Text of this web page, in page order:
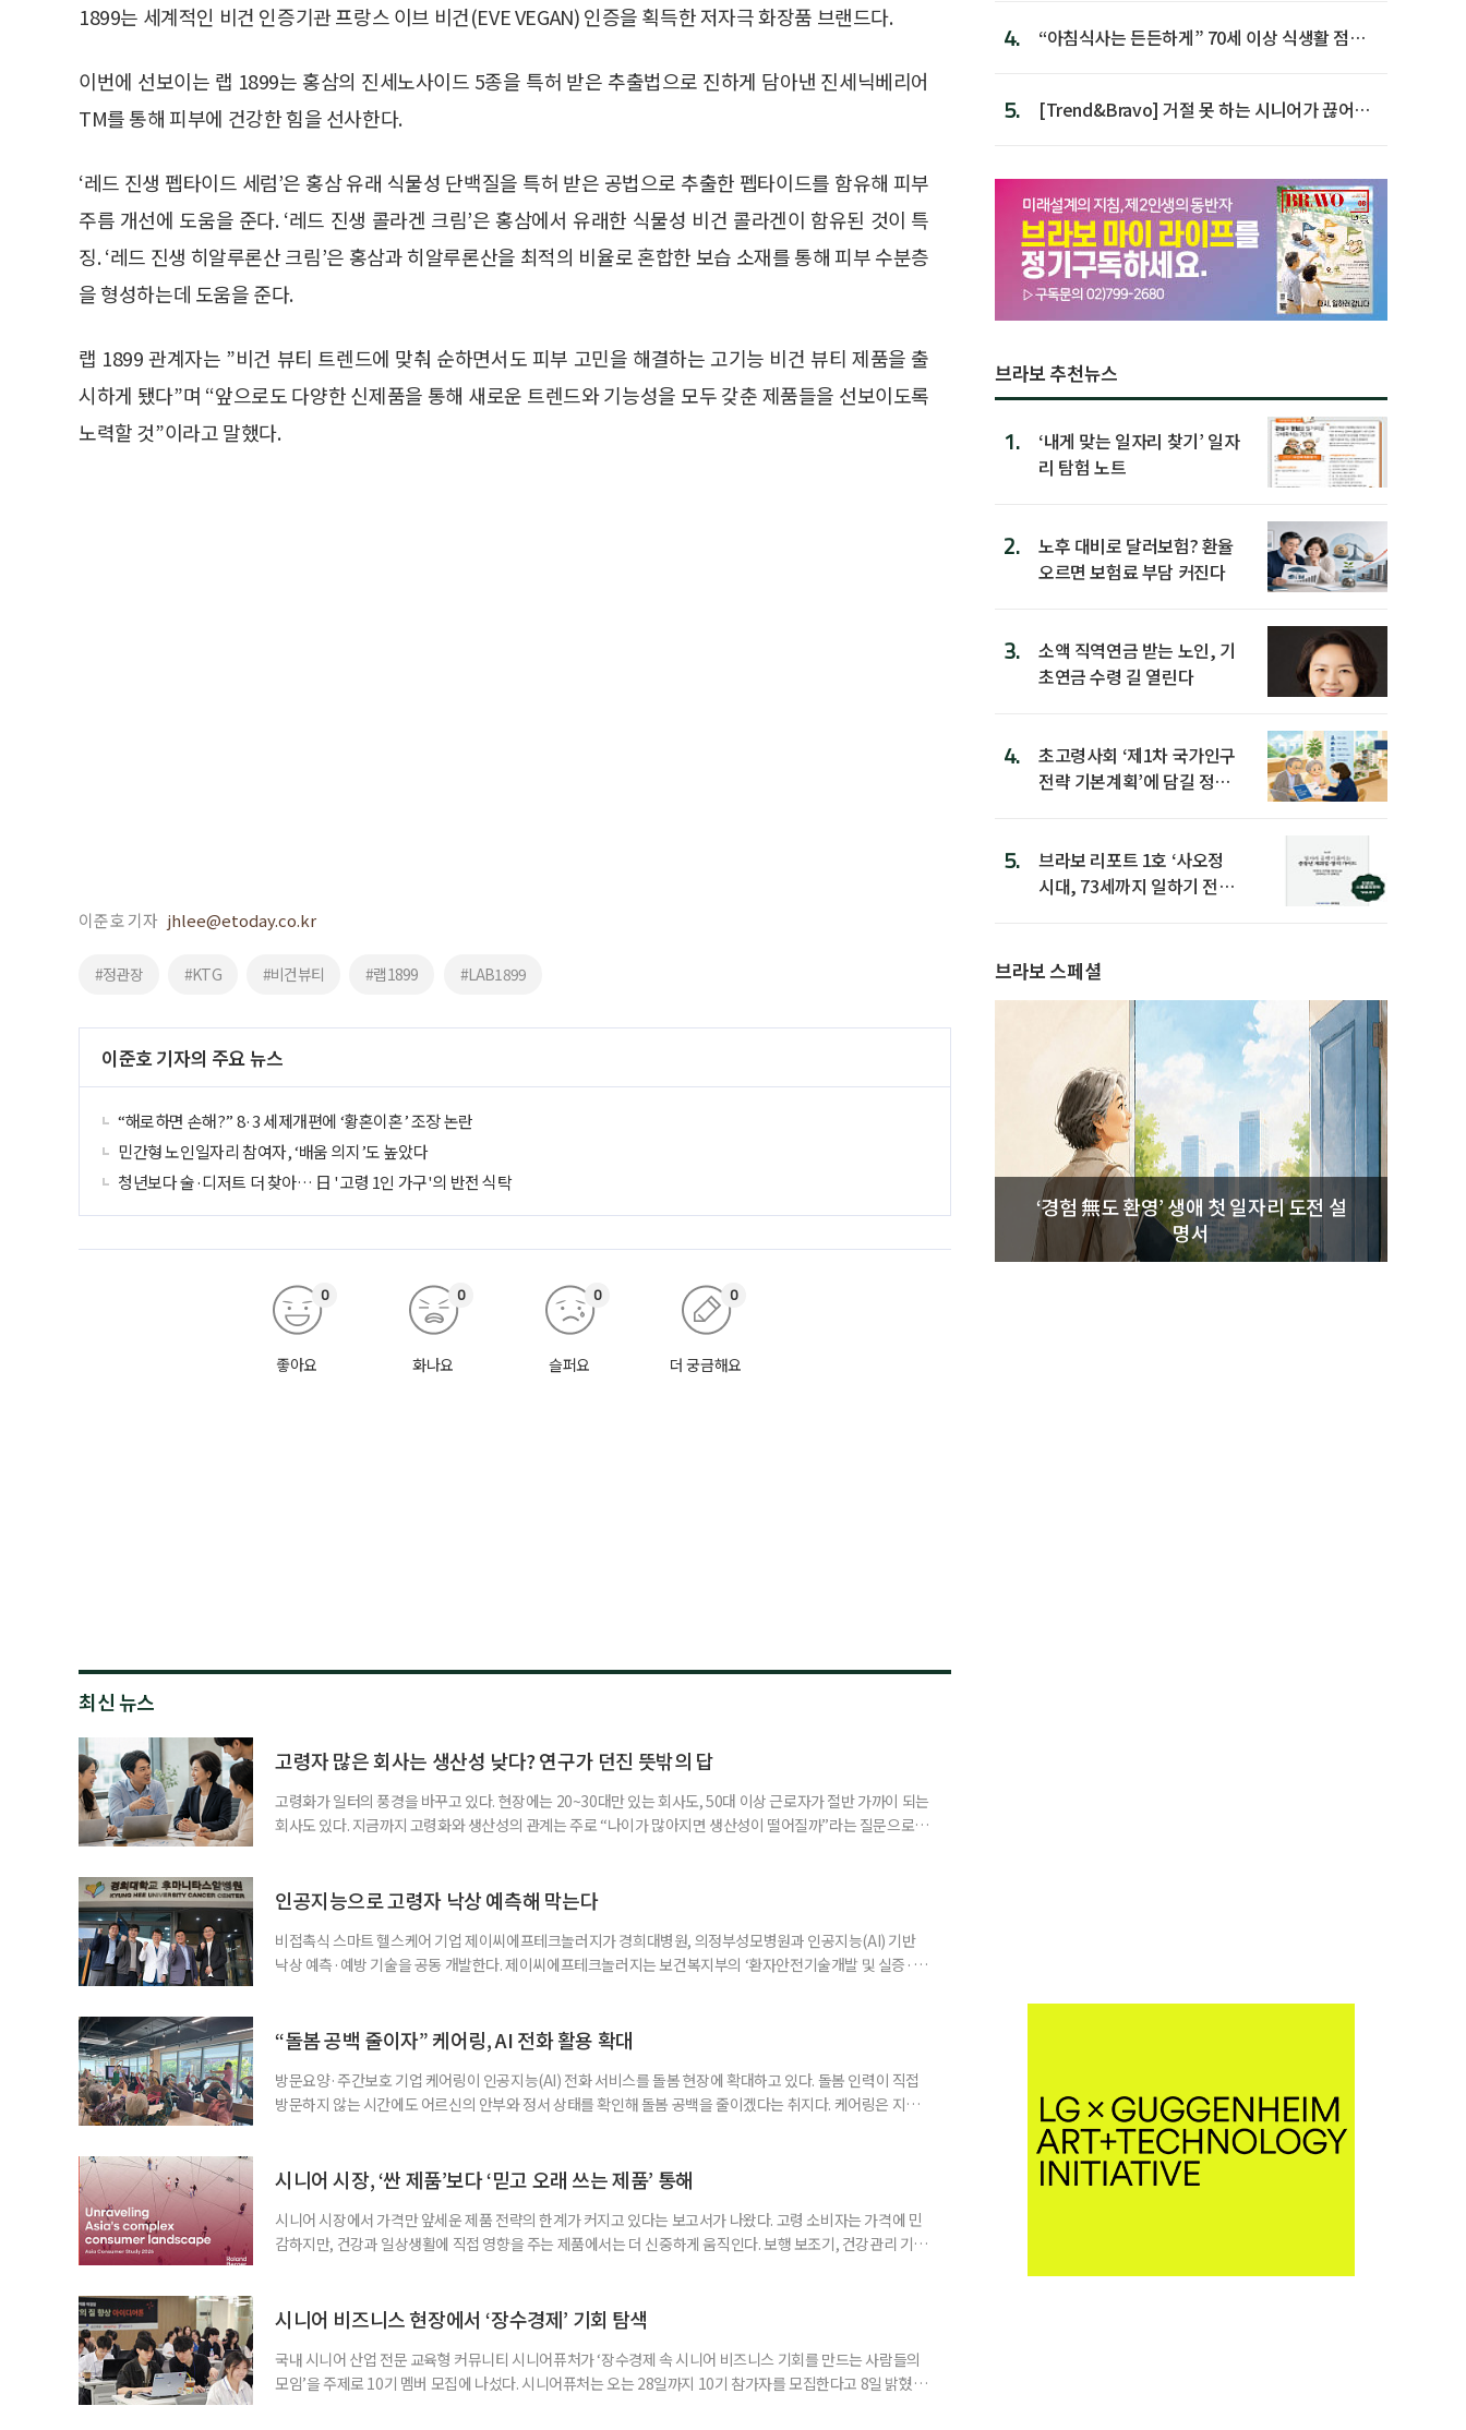
1899는 세계적인 비건 인증기관 프랑스 이브 비건(EVE VEGAN) 인증을 획득한 저자극 화장품 브랜드다.
이번에 선보이는 랩 1899는 홍삼의 진세노사이드 5종을 특허 받은 추출법으로 진하게 담아낸 진세닉베리어
TM를 통해 피부에 건강한 힘을 선사한다.
‘레드 진생 펩타이드 세럼’은 홍삼 유래 식물성 단백질을 특허 받은 공법으로 추출한 펩타이드를 함유해 피부
주름 개선에 도움을 준다. ‘레드 진생 콜라겐 크림’은 홍삼에서 유래한 식물성 비건 콜라겐이 함유된 것이 특
징. ‘레드 진생 히알루론산 크림’은 홍삼과 히알루론산을 최적의 비율로 혼합한 보습 소재를 통해 피부 수분층
을 형성하는데 도움을 준다.
랩 1899 관계자는 ”비건 뷰티 트렌드에 맞춰 순하면서도 피부 고민을 해결하는 고기능 비건 뷰티 제품을 출
시하게 됐다”며 “앞으로도 다양한 신제품을 통해 새로운 트렌드와 기능성을 모두 갖춘 제품들을 선보이도록
노력할 것”이라고 말했다.
이준호 기자 jhlee@etoday.co.kr
#정관장 #KTG #비건뷰티 #랩1899 #LAB1899
이준호 기자의 주요 뉴스
“해로하면 손해?” 8·3 세제개편에 ‘황혼이혼’ 조장 논란
민간형 노인일자리 참여자, ‘배움 의지’도 높았다
청년보다 술·디저트 더 찾아… 日 '고령 1인 가구'의 반전 식탁
좋아요
0
화나요
0
슬퍼요
0
더 궁금해요
0
최신 뉴스
고령자 많은 회사는 생산성 낮다? 연구가 던진 뜻밖의 답
고령화가 일터의 풍경을 바꾸고 있다. 현장에는 20~30대만 있는 회사도, 50대 이상 근로자가 절반 가까이 되는
회사도 있다. 지금까지 고령화와 생산성의 관계는 주로 “나이가 많아지면 생산성이 떨어질까”라는 질문으로
연령다양성(Age Diversity)과 생산성 간 관계 연구’는 산업과 기업 데이터를 바탕으
인공지능으로 고령자 낙상 예측해 막는다
비접촉식 스마트 헬스케어 기업 제이씨에프테크놀러지가 경희대병원, 의정부성모병원과 인공지능(AI) 기반
낙상 예측·예방 기술을 공동 개발한다. 제이씨에프테크놀러지는 보건복지부의 ‘환자안전기술개발 및 실증·확
24억5000만 원의 연구비가 지원된다. 연구 목표는 다기관 임상데이터와 생체신호, 센서 정보를 결합해 병원
“돌봄 공백 줄이자” 케어링, AI 전화 활용 확대
방문요양·주간보호 기업 케어링이 인공지능(AI) 전화 서비스를 돌봄 현장에 확대하고 있다. 돌봄 인력이 직접
방문하지 않는 시간에도 어르신의 안부와 정서 상태를 확인해 돌봄 공백을 줄이겠다는 취지다. 케어링은 지난
기적인 전화 통화로 이상 징후를 확인하는 방안을 추진한다. AI마음돌봄은 AI가 어르신에게 전화를
시니어 시장, ‘싼 제품’보다 ‘믿고 오래 쓰는 제품’ 통해
시니어 시장에서 가격만 앞세운 제품 전략의 한계가 커지고 있다는 보고서가 나왔다. 고령 소비자는 가격에 민
감하지만, 건강과 일상생활에 직접 영향을 주는 제품에서는 더 신중하게 움직인다. 보행 보조기, 건강관리 기
롤랜드버거가 11일 발간한 ‘아시아 소비자 조사 2026’은 이런 흐름을 보여준다. 조사는 202
시니어 비즈니스 현장에서 ‘장수경제’ 기회 탐색
국내 시니어 산업 전문 교육형 커뮤니티 시니어퓨처가 ‘장수경제 속 시니어 비즈니스 기회를 만드는 사람들의
모임’을 주제로 10기 멤버 모집에 나섰다. 시니어퓨처는 오는 28일까지 10기 참가자를 모집한다고 8일 밝혔다.
4.
“아침식사는 든든하게” 70세 이상 식생활 점수
5.
[Trend&Bravo] 거절 못 하는 시니어가 끊어야
브라보 추천뉴스
1.
‘내게 맞는 일자리 찾기’ 일자
리 탐험 노트
2.
노후 대비로 달러보험? 환율
오르면 보험료 부담 커진다
3.
소액 직역연금 받는 노인, 기
초연금 수령 길 열린다
4.
초고령사회 ‘제1차 국가인구
전략 기본계획’에 담길 정책
5.
브라보 리포트 1호 ‘사오정
시대, 73세까지 일하기 전략’
브라보 스페셜
‘경험 無도 환영’ 생애 첫 일자리 도전 설
명서